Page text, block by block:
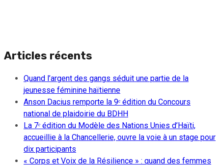
Articles récents
Quand l’argent des gangs séduit une partie de la
jeunesse féminine haïtienne
Anson Dacius remporte la 9ᵉ édition du Concours
national de plaidoirie du BDHH
La 7ᵉ édition du Modèle des Nations Unies d’Haïti,
accueillie à la Chancellerie, ouvre la voie à un stage pour
dix participants
« Corps et Voix de la Résilience » : quand des femmes